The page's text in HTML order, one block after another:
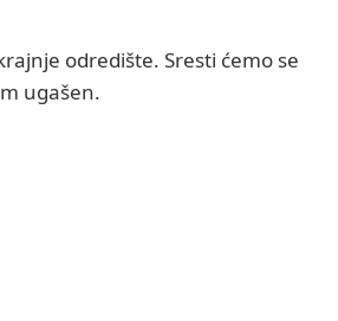
odredište. Sresti ćemo se
ugašen.